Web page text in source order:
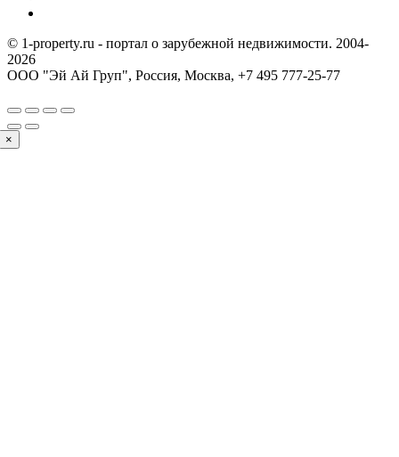
© 1-property.ru - портал о зарубежной недвижимости. 2004-
2026
ООО "Эй Ай Груп", Россия, Москва, +7 495 777-25-77
×